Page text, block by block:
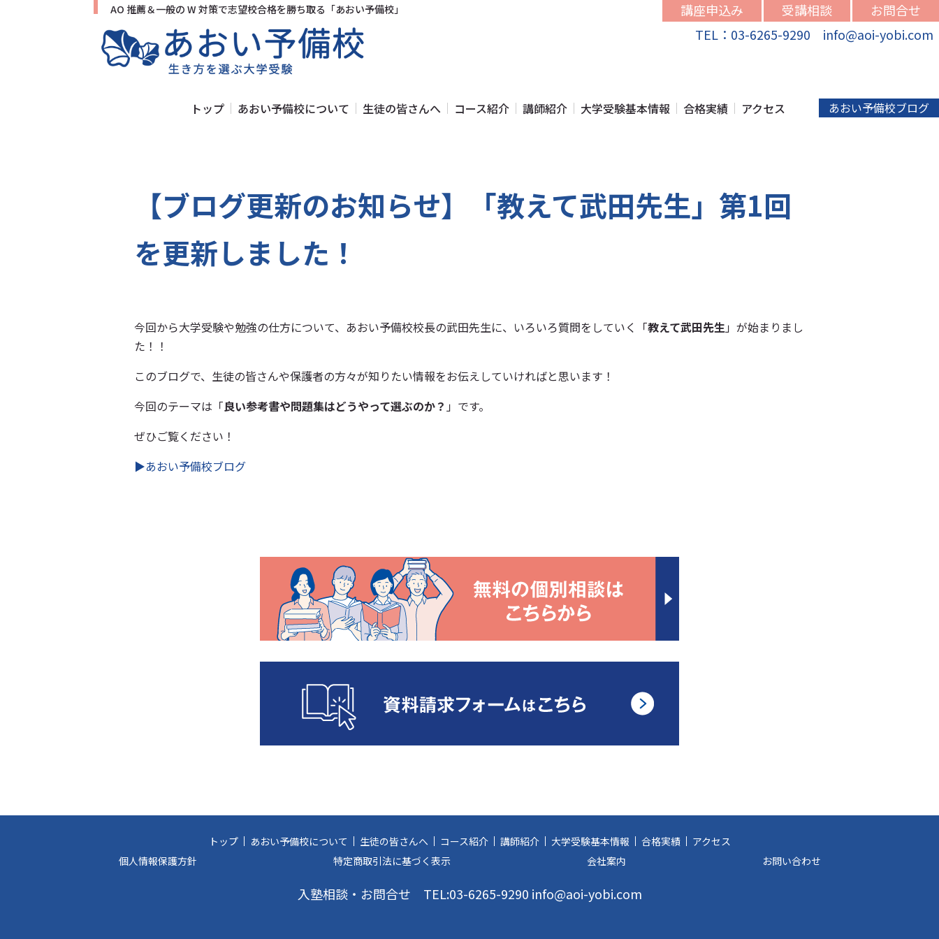
AO 推薦＆一般の W 対策で志望校合格を勝ち取る「あおい予備校」 講座申込み 受講相談
お問合せ
TEL：03-6265-9290 info@aoi-yobi.com
トップ あおい予備校について 生徒の皆さんへ コース紹介 講師紹介 大学受験基本情報 合格実績 アクセス あおい予備校ブログ
【ブログ更新のお知らせ】「教えて武田先生」第1回
を更新しました！
今回から大学受験や勉強の仕方について、あおい予備校校長の武田先生に、いろいろ質問をしていく「教えて武田先生 」が始まりまし
た！！
このブログで、生徒の皆さんや保護者の方々が知りたい情報をお伝えしていければと思います！
今回のテーマは「良い参考書や問題集はどうやって選ぶのか？ 」です。
ぜひご覧ください！
▶あおい予備校ブログ
トップ あおい予備校について 生徒の皆さんへ コース紹介 講師紹介 大学受験基本情報 合格実績
アクセス
個人情報保護方針
特定商取引法に基づく表示 会社案内 お問い合わせ
入塾相談・お問合せ TEL:03-6265-9290 info@aoi-yobi.com